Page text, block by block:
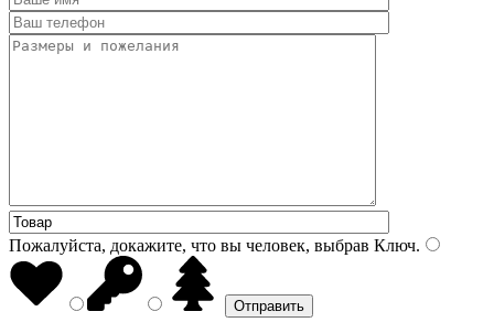
Пожалуйста, докажите, что вы человек, выбрав Ключ.